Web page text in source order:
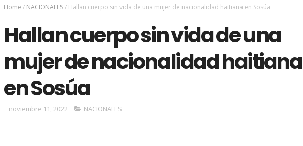
Home / NACIONALES/ Hallan cuerpo sin vida de una mujer de nacionalidad haitiana en Sosúa
Hallan cuerpo sin vida de una
mujer de nacionalidad haitiana
en Sosúa
noviembre 11, 2022 NACIONALES